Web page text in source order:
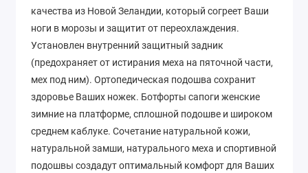
качества из Новой Зеландии, который согреет Ваши
ноги в морозы и защитит от переохлаждения.
Установлен внутренний защитный задник
(предохраняет от истирания меха на пяточной части,
мех под ним). Ортопедическая подошва сохранит
здоровье Ваших ножек. Ботфорты сапоги женские
зимние на платформе, сплошной подошве и широком
среднем каблуке. Сочетание натуральной кожи,
натуральной замши, натурального меха и спортивной
подошвы создадут оптимальный комфорт для Ваших